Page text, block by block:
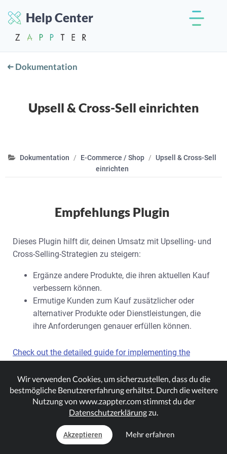
Help Center
Dokumentation
Upsell & Cross-Sell einrichten
Dokumentation E-Commerce / Shop
Upsell & Cross-Sell
einrichten
Empfehlungs Plugin
Dieses Plugin hilft dir, deinen Umsatz mit Upselling- und
Cross-Selling-Strategien zu steigern:
Ergänze andere Produkte, die ihren aktuellen Kauf
verbessern können.
Ermutige Kunden zum Kauf zusätzlicher oder
alternativer Produkte oder Dienstleistungen, die
ihre Anforderungen genauer erfüllen können.
Check out the detailed guide for implementing the
Kundenbewertungen aktivieren
Pakete einrichten
Wir verwenden Cookies, um sicherzustellen, dass du die
bestmögliche Benutzererfahrung erhältst. Durch die weitere
Nutzung von www.zappter.com stimmst du der
Datenschutzerklärungzu.
Akzeptieren Mehr erfahren